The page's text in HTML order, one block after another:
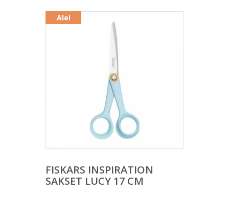
Ale!
FISKARS INSPIRATION
SAKSET LUCY 17 CM